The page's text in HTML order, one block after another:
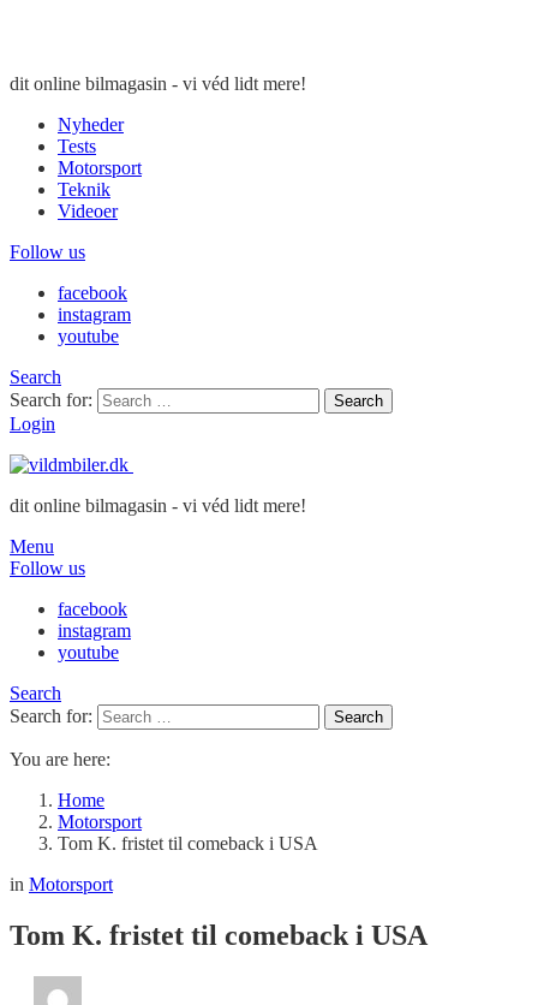
dit online bilmagasin - vi véd lidt mere!
Nyheder
Tests
Motorsport
Teknik
Videoer
Follow us
facebook
instagram
youtube
Search
Search for:
Search
Login
dit online bilmagasin - vi véd lidt mere!
Menu
Follow us
facebook
instagram
youtube
Search
Search for:
Search
You are here:
Home
Motorsport
Tom K. fristet til comeback i USA
in Motorsport
Tom K. fristet til comeback i USA